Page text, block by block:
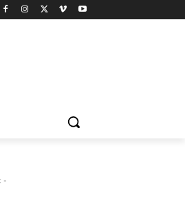
-